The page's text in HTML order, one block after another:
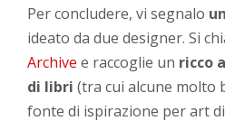
Per concludere, vi segnalo
ideato da due designer. Si
Archive e raccoglie un ricco
di libri (tra cui alcune molto
fonte di ispirazione per art